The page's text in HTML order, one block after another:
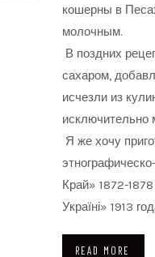
кошерны в
молочным.
В поздних
сахаром,
исчезли из
исключительно
Я же хочу
Край» 1872-
Україні» 1913
READ MORE